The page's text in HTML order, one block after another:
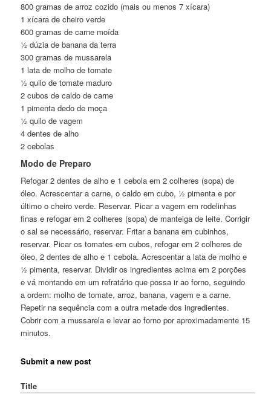
800 gramas de arroz cozido (mais ou menos 7 xícara)
1 xícara de cheiro verde
600 gramas de carne moída
½ dúzia de banana da terra
300 gramas de mussarela
1 lata de molho de tomate
½ quilo de tomate maduro
2 cubos de caldo de carne
1 pimenta dedo de moça
½ quilo de vagem
4 dentes de alho
2 cebolas
Modo de Preparo
Refogar 2 dentes de alho e 1 cebola em 2 colheres (sopa) de
óleo. Acrescentar a carne, o caldo em cubo, ½ pimenta e por
último o cheiro verde. Reservar. Picar a vagem em rodelinhas
finas e refogar em 2 colheres (sopa) de manteiga de leite. Corrigir
o sal se necessário, reservar. Fritar a banana em cubinhos,
reservar. Picar os tomates em cubos, refogar em 2 colheres de
óleo, 2 dentes de alho e 1 cebola. Acrescentar a lata de molho e
½ pimenta, reservar. Dividir os ingredientes acima em 2 porções
e vá montando em um refratário que possa ir ao forno, seguindo
a ordem: molho de tomate, arroz, banana, vagem e a carne.
Repetir na sequência com a outra metade dos ingredientes.
Cobrir com a mussarela e levar ao forno por aproximadamente 15
minutos.
Submit a new post
Title